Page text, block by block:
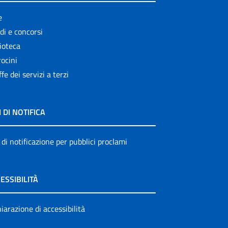
e concorsi
dei servizi a terzi
DI NOTIFICA
notificazione per pubblici proclami
di accessibilità